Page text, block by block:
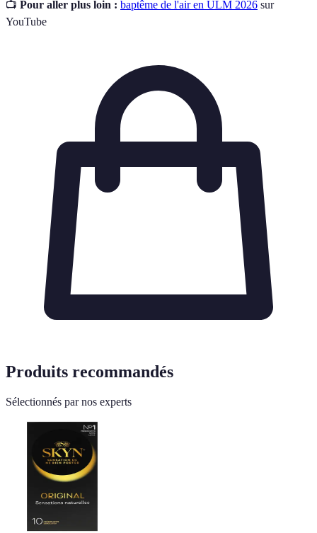
📺 Pour aller plus loin : baptême de l'air en ULM 2026 sur
YouTube
Produits recommandés
Sélectionnés par nos experts